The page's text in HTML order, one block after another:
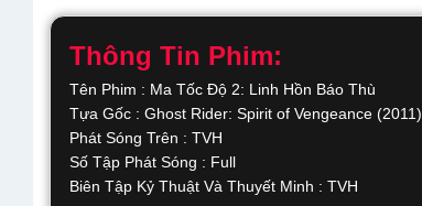
Thông Tin Phim:
Tên Phim : Ma Tốc Độ 2: Linh Hồn Báo Thù
Tựa Gốc : Ghost Rider: Spirit of Vengeance (2011)
Phát Sóng Trên : TVH
Số Tập Phát Sóng : Full
Biên Tập Kỷ Thuật Và Thuyết Minh : TVH